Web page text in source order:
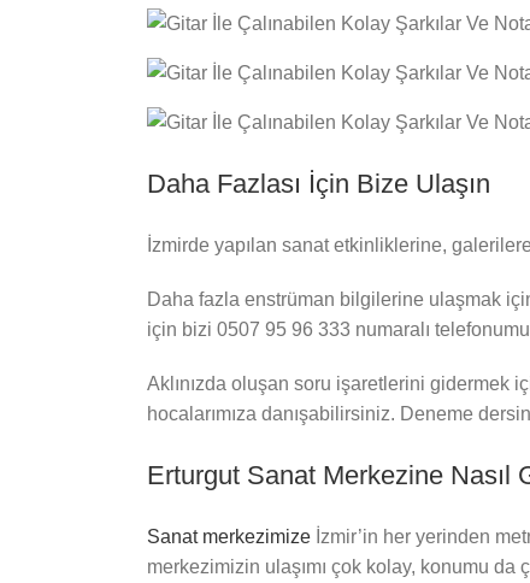
Daha Fazlası İçin Bize Ulaşın
İzmirde yapılan sanat etkinliklerine,
Daha fazla enstrüman bilgilerine ulaşmak
için bizi 0507 95 96 333 numaralı
Aklınızda oluşan soru işaretlerini gidermek
hocalarımıza danışabilirsiniz. Deneme
Erturgut Sanat Merkezine Nasıl
Sanat merkezimize İzmir’in her yerinden
merkezimizin ulaşımı çok kolay, konumu da